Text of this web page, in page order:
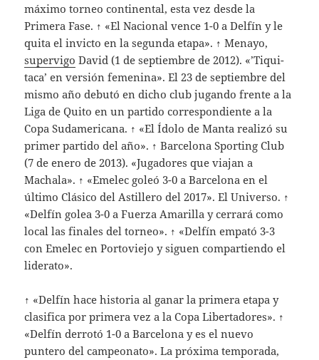
máximo torneo continental, esta vez desde la
Primera Fase. ↑ «El Nacional vence 1-0 a Delfín y le
quita el invicto en la segunda etapa». ↑ Menayo,
supervigo David (1 de septiembre de 2012). «’Tiqui-
taca’ en versión femenina». El 23 de septiembre del
mismo año debutó en dicho club jugando frente a la
Liga de Quito en un partido correspondiente a la
Copa Sudamericana. ↑ «El Ídolo de Manta realizó su
primer partido del año». ↑ Barcelona Sporting Club
(7 de enero de 2013). «Jugadores que viajan a
Machala». ↑ «Emelec goleó 3-0 a Barcelona en el
último Clásico del Astillero del 2017». El Universo. ↑
«Delfín golea 3-0 a Fuerza Amarilla y cerrará como
local las finales del torneo». ↑ «Delfín empató 3-3
con Emelec en Portoviejo y siguen compartiendo el
liderato».
↑ «Delfín hace historia al ganar la primera etapa y
clasifica por primera vez a la Copa Libertadores». ↑
«Delfín derrotó 1-0 a Barcelona y es el nuevo
puntero del campeonato». La próxima temporada,